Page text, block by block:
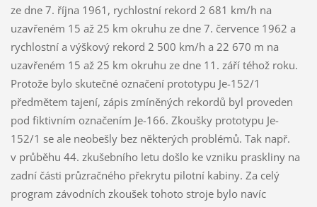
ze dne 7. října 1961, rychlostní rekord 2 681 km/h na
uzavřeném 15 až 25 km okruhu ze dne 7. července 1962 a
rychlostní a výškový rekord 2 500 km/h a 22 670 m na
uzavřeném 15 až 25 km okruhu ze dne 11. září téhož roku.
Protože bylo skutečné označení prototypu Je-152/1
předmětem tajení, zápis zmíněných rekordů byl proveden
pod fiktivním označením Je-166. Zkoušky prototypu Je-
152/1 se ale neobešly bez některých problémů. Tak např.
v průběhu 44. zkušebního letu došlo ke vzniku praskliny na
zadní části průzračného překrytu pilotní kabiny. Za celý
program závodních zkoušek tohoto stroje bylo navíc